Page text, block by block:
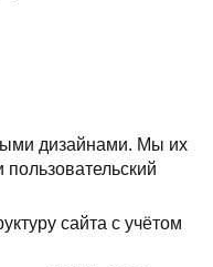
дизайнами. Мы их
сайта с учётом